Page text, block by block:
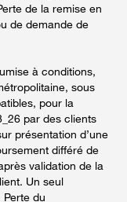
de la remise en
de demande de
à conditions,
sous
pour la
par des clients
présentation d’une
différé de
validation de la
Un seul
du